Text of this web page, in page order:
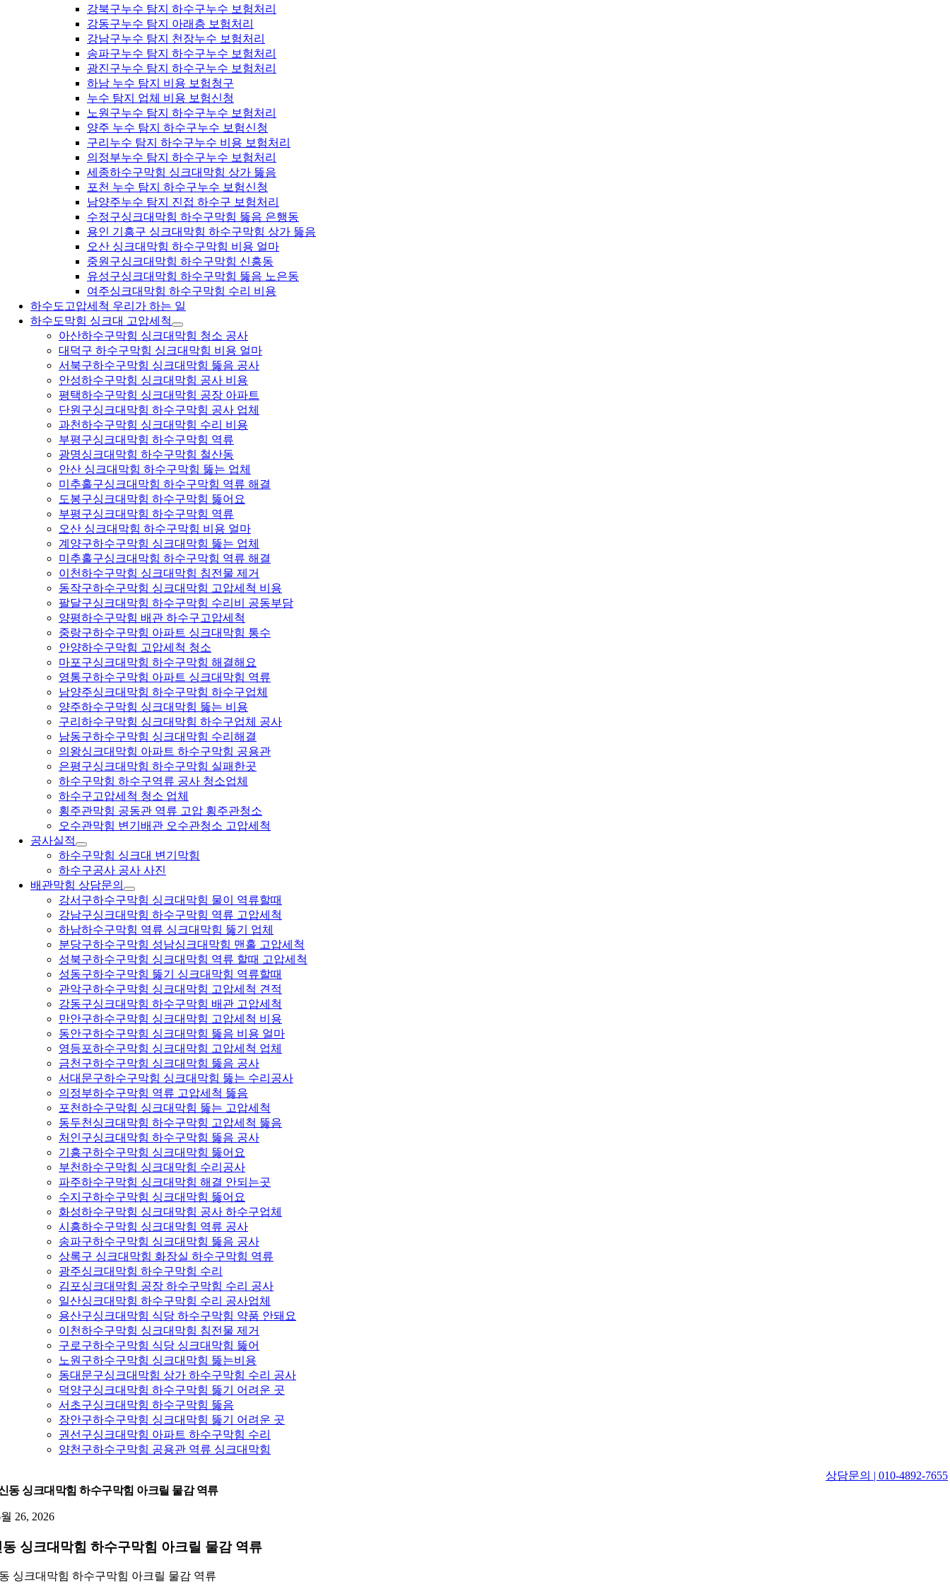
강북구누수 탐지 하수구누수 보험처리
강동구누수 탐지 아래층 보험처리
강남구누수 탐지 천장누수 보험처리
송파구누수 탐지 하수구누수 보험처리
광진구누수 탐지 하수구누수 보험처리
하남 누수 탐지 비용 보험청구
누수 탐지 업체 비용 보험신청
노원구누수 탐지 하수구누수 보험처리
양주 누수 탐지 하수구누수 보험신청
구리누수 탐지 하수구누수 비용 보험처리
의정부누수 탐지 하수구누수 보험처리
세종하수구막힘 싱크대막힘 상가 뚫음
포천 누수 탐지 하수구누수 보험신청
남양주누수 탐지 진접 하수구 보험처리
수정구싱크대막힘 하수구막힘 뚫음 은행동
용인 기흥구 싱크대막힘 하수구막힘 상가 뚫음
오산 싱크대막힘 하수구막힘 비용 얼마
중원구싱크대막힘 하수구막힘 신흥동
유성구싱크대막힘 하수구막힘 뚫음 노은동
여주싱크대막힘 하수구막힘 수리 비용
하수도고압세척 우리가 하는 일
하수도막힘 싱크대 고압세척
아산하수구막힘 싱크대막힘 청소 공사
대덕구 하수구막힘 싱크대막힘 비용 얼마
서북구하수구막힘 싱크대막힘 뚫음 공사
안성하수구막힘 싱크대막힘 공사 비용
평택하수구막힘 싱크대막힘 공장 아파트
단원구싱크대막힘 하수구막힘 공사 업체
과천하수구막힘 싱크대막힘 수리 비용
부평구싱크대막힘 하수구막힘 역류
광명싱크대막힘 하수구막힘 철산동
안산 싱크대막힘 하수구막힘 뚫는 업체
미추홀구싱크대막힘 하수구막힘 역류 해결
도봉구싱크대막힘 하수구막힘 뚫어요
부평구싱크대막힘 하수구막힘 역류
오산 싱크대막힘 하수구막힘 비용 얼마
계양구하수구막힘 싱크대막힘 뚫는 업체
미추홀구싱크대막힘 하수구막힘 역류 해결
이천하수구막힘 싱크대막힘 침전물 제거
동작구하수구막힘 싱크대막힘 고압세척 비용
팔달구싱크대막힘 하수구막힘 수리비 공동부담
양평하수구막힘 배관 하수구고압세척
중랑구하수구막힘 아파트 싱크대막힘 통수
안양하수구막힘 고압세척 청소
마포구싱크대막힘 하수구막힘 해결해요
영통구하수구막힘 아파트 싱크대막힘 역류
남양주싱크대막힘 하수구막힘 하수구업체
양주하수구막힘 싱크대막힘 뚫는 비용
구리하수구막힘 싱크대막힘 하수구업체 공사
남동구하수구막힘 싱크대막힘 수리해결
의왕싱크대막힘 아파트 하수구막힘 공용관
은평구싱크대막힘 하수구막힘 실패한곳
하수구막힘 하수구역류 공사 청소업체
하수구고압세척 청소 업체
횡주관막힘 공동관 역류 고압 횡주관청소
오수관막힘 변기배관 오수관청소 고압세척
공사실적
하수구막힘 싱크대 변기막힘
하수구공사 공사 사진
배관막힘 상담문의
강서구하수구막힘 싱크대막힘 물이 역류할때
강남구싱크대막힘 하수구막힘 역류 고압세척
하남하수구막힘 역류 싱크대막힘 뚫기 업체
분당구하수구막힘 성남싱크대막힘 맨홀 고압세척
성북구하수구막힘 싱크대막힘 역류 할때 고압세척
성동구하수구막힘 뚫기 싱크대막힘 역류할때
관악구하수구막힘 싱크대막힘 고압세척 견적
강동구싱크대막힘 하수구막힘 배관 고압세척
만안구하수구막힘 싱크대막힘 고압세척 비용
동안구하수구막힘 싱크대막힘 뚫음 비용 얼마
영등포하수구막힘 싱크대막힘 고압세척 업체
금천구하수구막힘 싱크대막힘 뚫음 공사
서대문구하수구막힘 싱크대막힘 뚫는 수리공사
의정부하수구막힘 역류 고압세척 뚫음
포천하수구막힘 싱크대막힘 뚫는 고압세척
동두천싱크대막힘 하수구막힘 고압세척 뚫음
처인구싱크대막힘 하수구막힘 뚫음 공사
기흥구하수구막힘 싱크대막힘 뚫어요
부천하수구막힘 싱크대막힘 수리공사
파주하수구막힘 싱크대막힘 해결 안되는곳
수지구하수구막힘 싱크대막힘 뚫어요
화성하수구막힘 싱크대막힘 공사 하수구업체
시흥하수구막힘 싱크대막힘 역류 공사
송파구하수구막힘 싱크대막힘 뚫음 공사
상록구 싱크대막힘 화장실 하수구막힘 역류
광주싱크대막힘 하수구막힘 수리
김포싱크대막힘 공장 하수구막힘 수리 공사
일산싱크대막힘 하수구막힘 수리 공사업체
용산구싱크대막힘 식당 하수구막힘 약품 안돼요
이천하수구막힘 싱크대막힘 침전물 제거
구로구하수구막힘 식당 싱크대막힘 뚫어
노원구하수구막힘 싱크대막힘 뚫는비용
동대문구싱크대막힘 상가 하수구막힘 수리 공사
덕양구싱크대막힘 하수구막힘 뚫기 어려운 곳
서초구싱크대막힘 하수구막힘 뚫음
장안구하수구막힘 싱크대막힘 뚫기 어려운 곳
권선구싱크대막힘 아파트 하수구막힘 수리
양천구하수구막힘 공용관 역류 싱크대막힘
상담문의 | 010-4892-7655
동 싱크대막힘 하수구막힘 아크릴 물감 역류
26, 2026
싱크대막힘 하수구막힘 아크릴 물감 역류
싱크대막힘 하수구막힘 아크릴 물감 역류